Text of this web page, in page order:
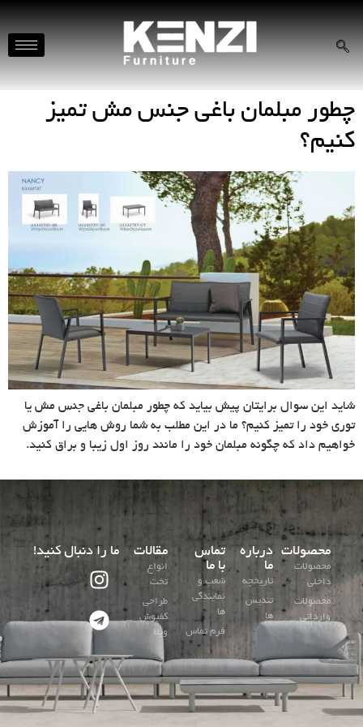
چطور مبلمان باغی جنس مش تمیز
کنیم؟
شاید این سوال برایتان پیش بیاید که چطور مبلمان باغی جنس مش یا
توری خود را تمیز کنیم؟ ما در این مطلب به شما روش هایی را آموزش
خواهیم داد که چگونه مبلمان خود را مانند روز اول زیبا و براق کنید.
محصولات
محصولات
داخلی
محصولات
وارداتی
درباره
ما
تاریخچه
تندیس
ها
تماس
با ما
شعب و
نمایندگی
ها
فرم تماس
مقالات
انواع
تخت
طراحی
کفپوش
ویلا
ما را دنبال کنید!